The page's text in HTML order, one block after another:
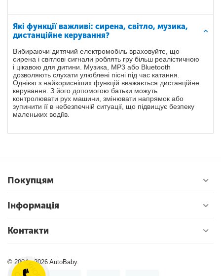
Які функції важливі: сирена, світло, музика,
дистанційне керування?
Вибираючи дитячий електромобіль враховуйте, що
сирена і світлові сигнали роблять гру більш реалістичною
і цікавою для дитини. Музика, MP3 або Bluetooth
дозволяють слухати улюблені пісні під час катання.
Однією з найкорисніших функцій вважається дистанційне
керування. З його допомогою батьки можуть
контролювати рух машини, змінювати напрямок або
зупинити її в небезпечній ситуації, що підвищує безпеку
маленьких водіїв.
Покупцям
Інформація
Контакти
© 2004 - 2026 AutoBaby.